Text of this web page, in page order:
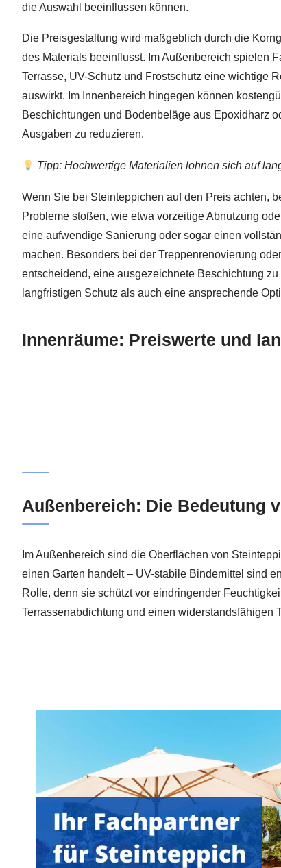
die Auswahl beeinflussen können.
Die Preisgestaltung wird maßgeblich durch die
des Materials beeinflusst. Im Außenbereich spielen
Terrasse, UV-Schutz und Frostschutz eine wichtige
auswirkt. Im Innenbereich hingegen können
Beschichtungen und Bodenbeläge aus Epoxidharz
Ausgaben zu reduzieren.
Tipp: Hochwertige Materialien lohnen sich auf
Wenn Sie bei Steinteppichen auf den Preis achten,
Probleme stoßen, wie etwa vorzeitige Abnutzung
eine aufwendige Sanierung oder sogar einen
machen. Besonders bei der Treppenrenovierung
entscheidend, eine ausgezeichnete Beschichtung
langfristigen Schutz als auch eine ansprechende
Innenräume: Preiswerte und
Außenbereich: Die Bedeutung
Im Außenbereich sind die Oberflächen von
einen Garten handelt – UV-stabile Bindemittel sind
Rolle, denn sie schützt vor eindringender
Terrassenabdichtung und einen widerstandsfähigen